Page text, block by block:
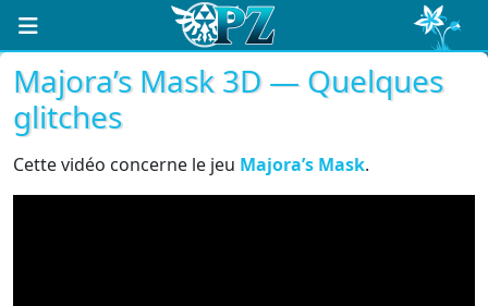
Majora’s Mask 3D — Quelques
glitches
Cette vidéo concerne le jeu Majora’s Mask.